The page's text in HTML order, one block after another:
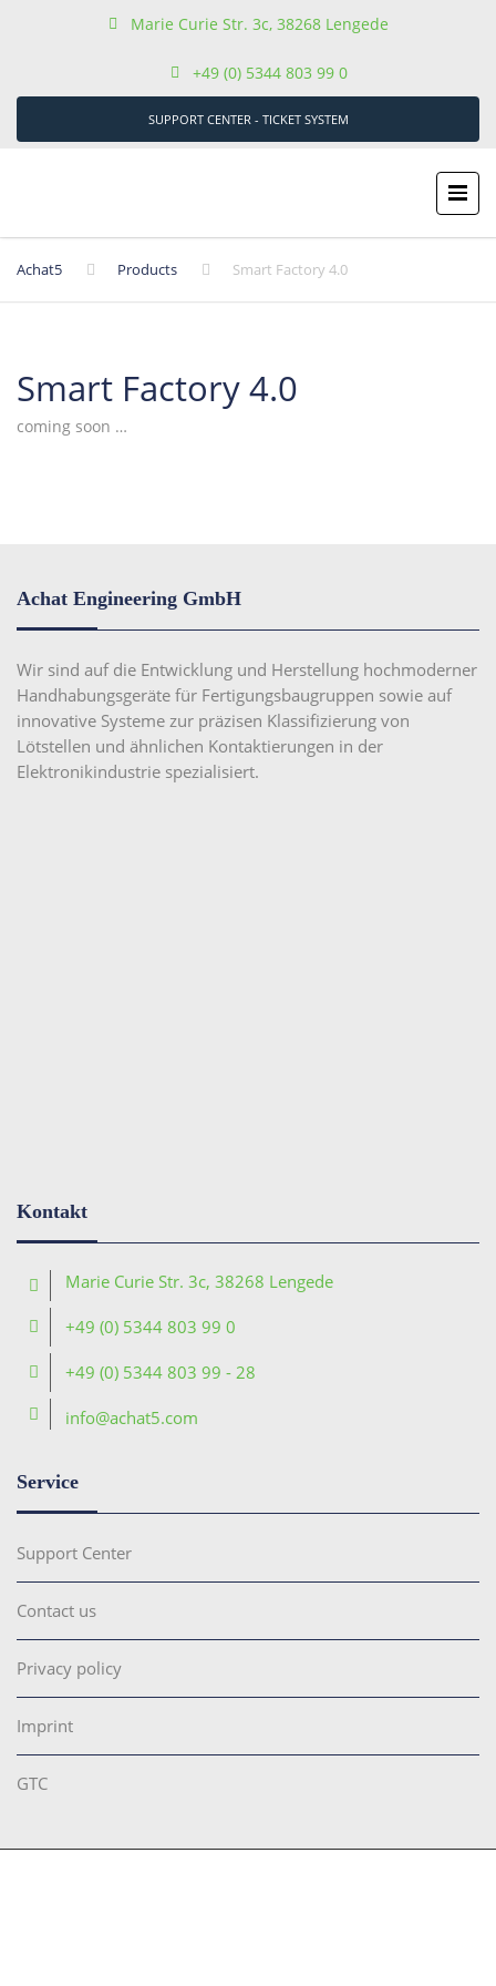
Marie Curie Str. 3c, 38268 Lengede
+49 (0) 5344 803 99 0
SUPPORT CENTER - TICKET SYSTEM
Achat5 Products Smart Factory 4.0
Smart Factory 4.0
coming soon …
Achat Engineering GmbH
Wir sind auf die Entwicklung und Herstellung hochmoderner
Handhabungsgeräte für Fertigungsbaugruppen sowie auf
innovative Systeme zur präzisen Klassifizierung von
Lötstellen und ähnlichen Kontaktierungen in der
Elektronikindustrie spezialisiert.
Kontakt
Marie Curie Str. 3c, 38268 Lengede
+49 (0) 5344 803 99 0
+49 (0) 5344 803 99 - 28
info@achat5.com
Service
Support Center
Contact us
Privacy policy
Imprint
GTC